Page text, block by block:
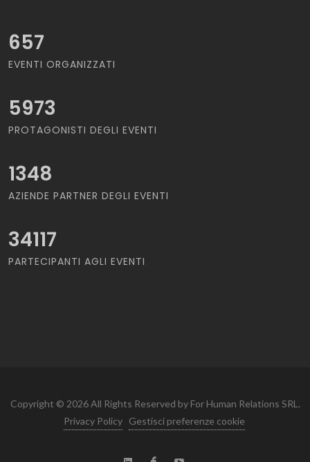
657
EVENTI ORGANIZZATI
5973
PROTAGONISTI DEGLI EVENTI
1348
AZIENDE PARTNER DEGLI EVENTI
34117
PARTECIPANTI AGLI EVENTI
Copyright © 2026 All Rights Reserved by For Human Relations SRL.
Privacy Policy
Gestisci preferenze cookie